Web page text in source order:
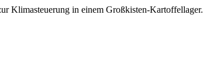
Klimasteuerung in einem Großkisten-Kartoffellager.